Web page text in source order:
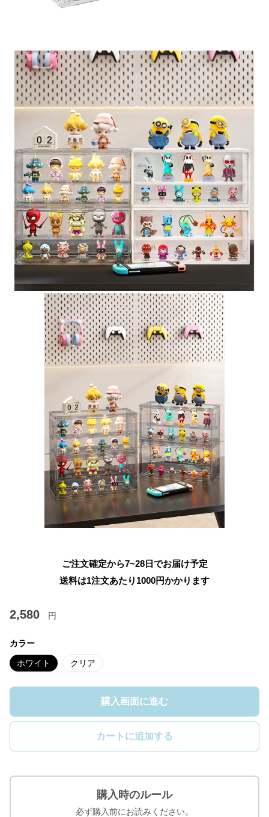
ご注文確定から7~28日でお届け予定
送料は1注文あたり 1000円かかります
2,580 円
カラー
ホワイト クリア
購入画面に進む
カートに追加する
購入時のルール
必ず購入前にお読みください。